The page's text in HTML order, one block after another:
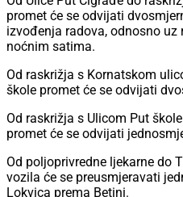
promet će se odvijati
izvođenja radova, odnosno
noćnim satima.
Od raskrižja s Kornatskom
škole promet će se odvijati
Od raskrižja s Ulicom Put
promet će se odvijati
Od poljoprivredne ljekarne do
vozila će se preusmjeravati
Lokvica prema Betini.